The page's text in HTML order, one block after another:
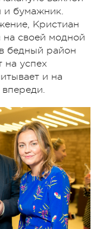
и бумажник.
Кристиан
на своей модной
бедный район
на успех
и на